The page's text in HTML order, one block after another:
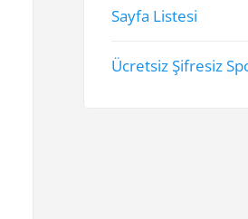
Sayfa Listesi
Ücretsiz Şifresiz